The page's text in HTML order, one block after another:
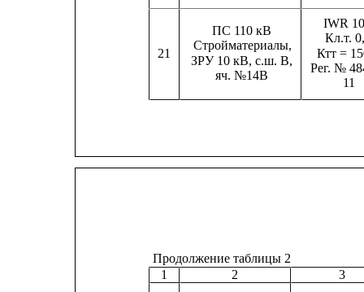
21
ПС 110 кВ
Стройматериалы,
ЗРУ 10 кВ, с.ш. B,
яч. №14B
IWR
Кл.т.
Ктт =
Рег. №
11
Продолжение таблицы 2
1
2 3